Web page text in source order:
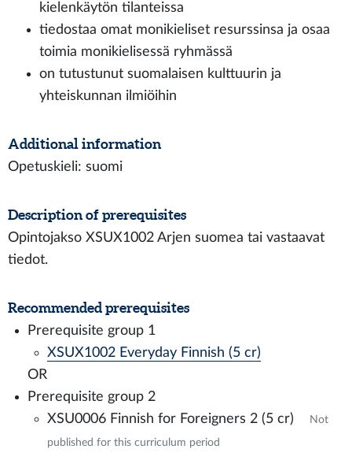
kielenkäytön tilanteissa
tiedostaa omat monikieliset resurssinsa ja osaa
toimia monikielisessä ryhmässä
on tutustunut suomalaisen kulttuurin ja
yhteiskunnan ilmiöihin
Additional information
Opetuskieli: suomi
Description of prerequisites
Opintojakso XSUX1002 Arjen suomea tai vastaavat
tiedot.
Recommended prerequisites
Prerequisite group 1
XSUX1002 Everyday Finnish (5 cr)
OR
Prerequisite group 2
XSU0006 Finnish for Foreigners 2 (5 cr)
Not
published for this curriculum period